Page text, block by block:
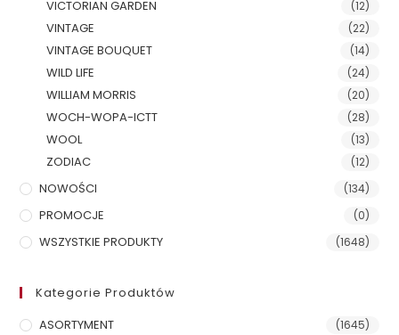
VICTORIAN GARDEN (12)
VINTAGE (22)
VINTAGE BOUQUET (14)
WILD LIFE (24)
WILLIAM MORRIS (20)
WOCH-WOPA-ICTT (28)
WOOL (13)
ZODIAC (12)
NOWOŚCI (134)
PROMOCJE (0)
WSZYSTKIE PRODUKTY (1648)
Kategorie Produktów
ASORTYMENT
(1645)